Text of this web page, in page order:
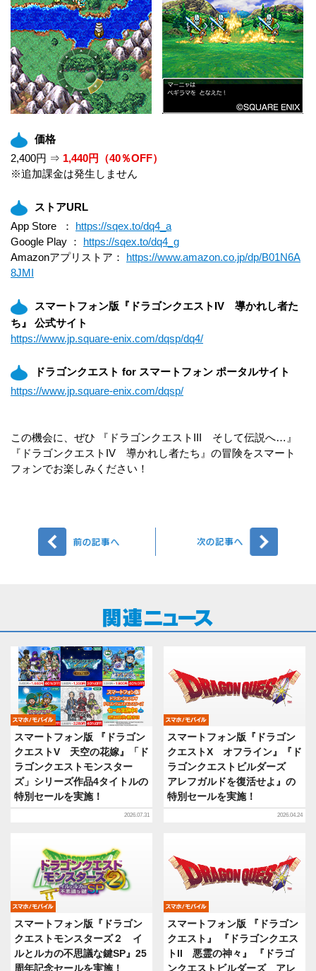
価格
2,400円 ⇒ 1,440円（40％OFF）
※追加課金は発生しません
ストアURL
App Store ： https://sqex.to/dq4_a
Google Play ： https://sqex.to/dq4_g
Amazonアプリストア： https://www.amazon.co.jp/dp/B01N6A
8JMI
スマートフォン版『ドラゴンクエストIV 導かれし者た
ち』 公式サイト
https://www.jp.square-enix.com/dqsp/dq4/
ドラゴンクエスト for スマートフォン ポータルサイト
https://www.jp.square-enix.com/dqsp/
この機会に、ぜひ 『ドラゴンクエストIII そして伝説へ…』
『ドラゴンクエストIV 導かれし者たち』の冒険をスマート
フォンでお楽しみください！
モバイル
スマートフォン版 『ドラゴン
クエストV 天空の花嫁』「ド
ラゴンクエストモンスター
ズ」シリーズ作品4タイトルの
特別セールを実施！
2026.07.31
スマートフォン版『ドラゴン
クエストX オフライン』『ド
ラゴンクエストビルダーズ
アレフガルドを復活せよ』の
特別セールを実施！
2026.04.24
スマートフォン版『ドラゴン
クエストモンスターズ２ イ
ルとルカの不思議な鍵SP』25
周年記念セールを実施！
スマートフォン版 『ドラゴン
クエスト』 『ドラゴンクエス
トII 悪霊の神々』 『ドラゴ
ンクエストビルダーズ アレ